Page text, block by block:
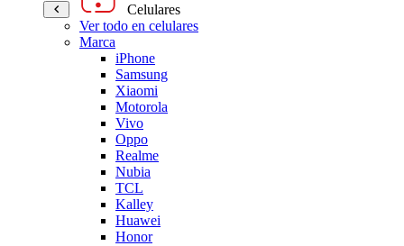
Celulares
Ver todo en celulares
Marca
iPhone
Samsung
Xiaomi
Motorola
Vivo
Oppo
Realme
Nubia
TCL
Kalley
Huawei
Honor